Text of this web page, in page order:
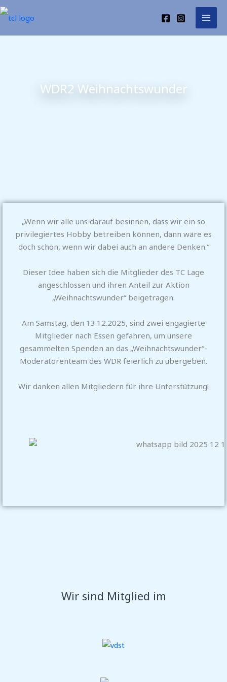
Zum
Inhalt
WDR2 Weihnachtswunder
„Wenn wir alle uns darauf besinnen, dass wir ein so
privilegiertes Hobby betreiben können, dann wäre es
doch schön, wenn wir dabei auch an andere Denken.“
Dieser Idee haben sich die Mitglieder des TC Lage
angeschlossen und ihren Anteil zur Aktion
„Weihnachtswunder“ beigetragen.
Am Samstag, den 13.12.2025, sind zwei engagierte
Mitglieder nach Essen gefahren, um unsere
gesammelten Spenden an das „Weihnachtswunder“-
Moderatorenteam des WDR feierlich zu übergeben.
Wir danken allen Mitgliedern für ihre Unterstützung!
Wir sind Mitglied im